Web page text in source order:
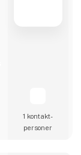
1 kontakt­
personer